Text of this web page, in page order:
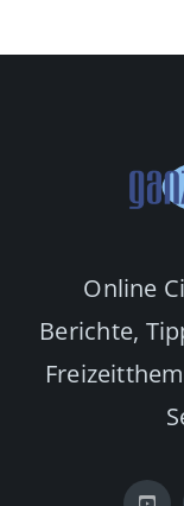
Online
Berichte,